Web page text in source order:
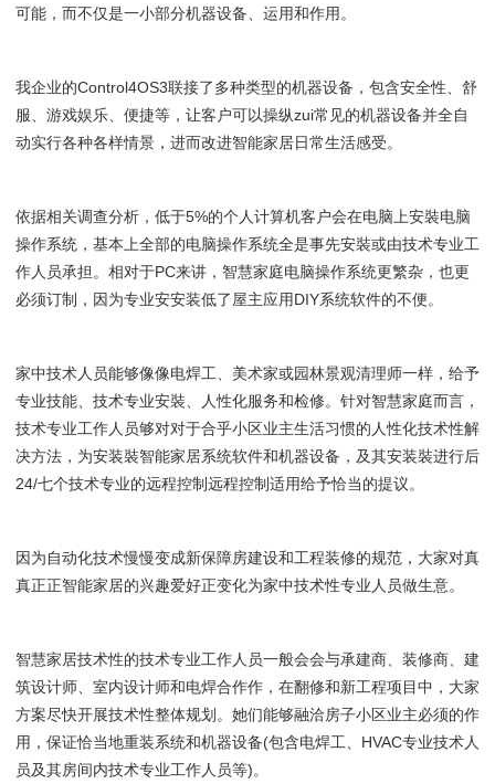
可能，而不仅是一小部分机器设备、运用和作用。
我企业的Control4OS3联接了多种类型的机器设备，包含安全性、舒
服、游戏娱乐、便捷等，让客户可以操纵zui常见的机器设备并全自
动实行各种各样情景，进而改进智能家居日常生活感受。
依据相关调查分析，低于5%的个人计算机客户会在电脑上安裝电脑
操作系统，基本上全部的电脑操作系统全是事先安裝或由技术专业工
作人员承担。相对于PC来讲，智慧家庭电脑操作系统更繁杂，也更
必须订制，因为专业安安装低了屋主应用DIY系统软件的不便。
家中技术人员能够像像电焊工、美术家或园林景观清理师一样，给予
专业技能、技术专业安裝、人性化服务和检修。针对智慧家庭而言，
技术专业工作人员够对对于合乎小区业主生活习惯的人性化技术性解
决方法，为安装裝智能家居系统软件和机器设备，及其安装裝进行后
24/七个技术专业的远程控制远程控制适用给予恰当的提议。
因为自动化技术慢慢变成新保障房建设和工程装修的规范，大家对真
真正正智能家居的兴趣爱好正变化为家中技术性专业人员做生意。
智慧家居技术性的技术专业工作人员一般会会与承建商、装修商、建
筑设计师、室内设计师和电焊合作作，在翻修和新工程项目中，大家
方案尽快开展技术性整体规划。她们能够融洽房子小区业主必须的作
用，保证恰当地重装系统和机器设备(包含电焊工、HVAC专业技术人
员及其房间内技术专业工作人员等)。